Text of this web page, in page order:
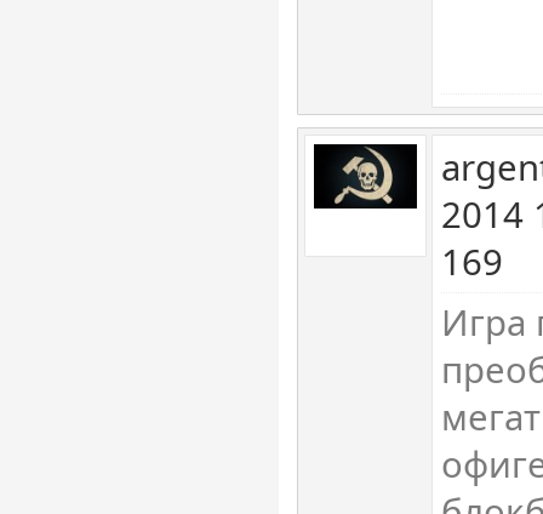
2014
169
Игра